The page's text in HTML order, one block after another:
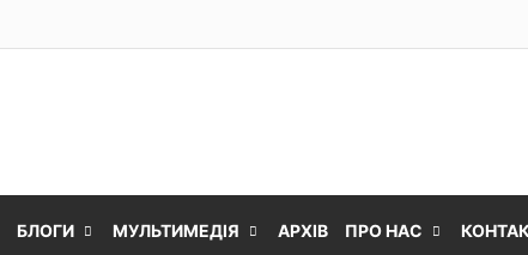
БЛОГИ МУЛЬТИМЕДІЯ АРХІВ ПРО НАС